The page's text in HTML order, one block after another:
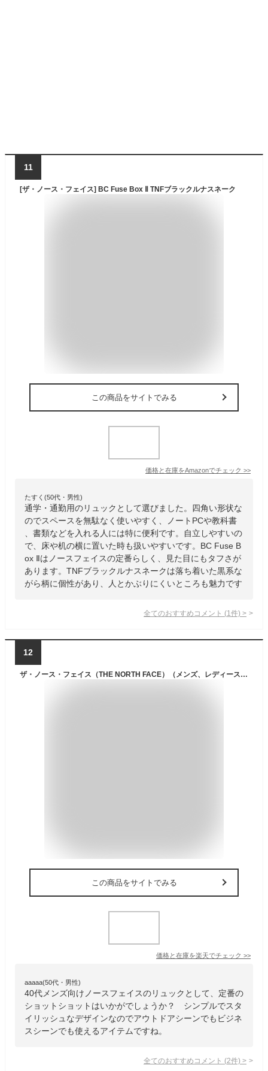
11
[ザ・ノース・フェイス] BC Fuse Box Ⅱ TNFブラックルナスネーク
この商品をサイトでみる
価格と在庫をAmazonでチェック >>
たすく(50代・男性)
通学・通勤用のリュックとして選びました。四角い形状な
のでスペースを無駄なく使いやすく、ノートPCや教科書
、書類などを入れる人には特に便利です。自立しやすいの
で、床や机の横に置いた時も扱いやすいです。BC Fuse B
ox Ⅱはノースフェイスの定番らしく、見た目にもタフさが
あります。TNFブラックルナスネークは落ち着いた黒系な
がら柄に個性があり、人とかぶりにくいところも魅力です
全てのおすすめコメント (1 件) >
12
ザ・ノース・フェイス（THE NORTH FACE）（メンズ、レディース）リュック バッグ ホットショット NM72302 K 27L ブラック 通勤 通学 ビジネス
この商品をサイトでみる
価格と在庫を楽天でチェック >>
aaaaa(50代・男性)
40代メンズ向けノースフェイスのリュックとして、定番の
ショットショットはいかがでしょうか？ シンプルでスタ
イリッシュなデザインなのでアウトドアシーンでもビジネ
スシーンでも使えるアイテムですね。
全てのおすすめコメント (2件) >